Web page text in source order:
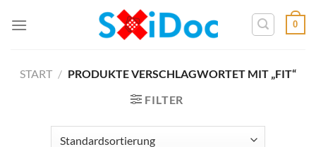
Inhalt
0
START / PRODUKTE VERSCHLAGWORTET MIT „FIT“
FILTER